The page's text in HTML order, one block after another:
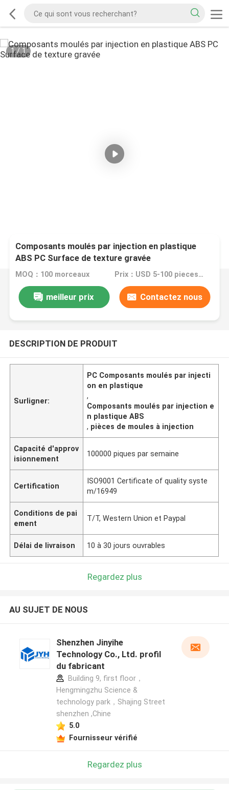
1/ 1
Composants moulés par injection en plastique
ABS PC Surface de texture gravée
MOQ：100 morceaux Prix：USD 5-100 pieces,negotiable
meilleur prix Contactez nous
DESCRIPTION DE PRODUIT
Surligner:
PC Composants moulés par injecti
on en plastique
,
Composants moulés par injection e
n plastique ABS
, pièces de moules à injection
Capacité d'approv
isionnement
100000 piques par semaine
Certification
ISO9001 Certificate of quality syste
m/16949
Conditions de pai
ement
T/T, Western Union et Paypal
Délai de livraison 10 à 30 jours ouvrables
Regardez plus
AU SUJET DE NOUS
Shenzhen Jinyihe
Technology Co., Ltd. profil
du fabricant
Building 9, first floor，
Hengmingzhu Science &
technology park，Shajing Street
shenzhen ,Chine
5.0
Fournisseur vérifié
Regardez plus